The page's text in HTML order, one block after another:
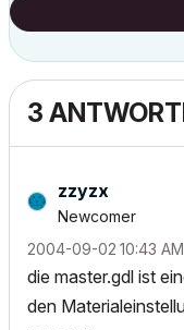
3
zzyzx
Newcomer
‎2004-09-02 10:43 AM
die master.gdl ist
den